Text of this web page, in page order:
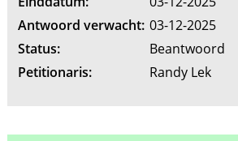
Antwoord verwacht: 03-12-2025
Status:
Beantwoord
Petitionaris:
Randy Lek